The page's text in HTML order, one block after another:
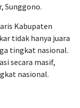
Sunggono.
Kabupaten
tidak hanya juara
tingkat nasional.
secara masif,
nasional.